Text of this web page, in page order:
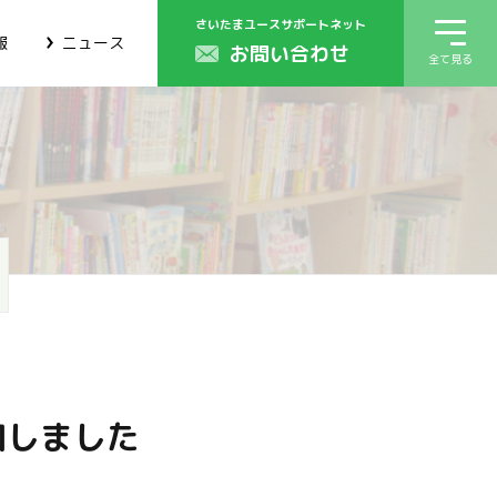
ニュース
さいたまユースサポートネット
お問い合わせ 全て見る
ました